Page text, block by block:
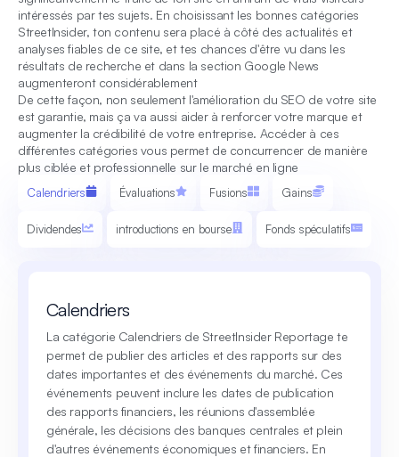
intéressés par tes sujets. En choisissant les bonnes catégories
StreetInsider, ton contenu sera placé à côté des actualités et
analyses fiables de ce site, et tes chances d'être vu dans les
résultats de recherche et dans la section Google News
augmenteront considérablement
De cette façon, non seulement l'amélioration du SEO de votre site
est garantie, mais ça va aussi aider à renforcer votre marque et
augmenter la crédibilité de votre entreprise. Accéder à ces
différentes catégories vous permet de concurrencer de manière
plus ciblée et professionnelle sur le marché en ligne
Calendriers Évaluations Fusions Gains
Dividendes introductions en bourse Fonds spéculatifs
Calendriers
La catégorie Calendriers de StreetInsider Reportage te
permet de publier des articles et des rapports sur des
dates importantes et des événements du marché. Ces
événements peuvent inclure les dates de publication
des rapports financiers, les réunions d'assemblée
générale, les décisions des banques centrales et plein
d'autres événements économiques et financiers. En